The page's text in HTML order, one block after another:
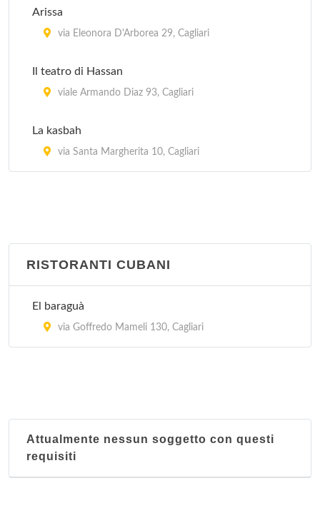
Arissa
via Eleonora D'Arborea 29, Cagliari
Il teatro di Hassan
viale Armando Diaz 93, Cagliari
La kasbah
via Santa Margherita 10, Cagliari
RISTORANTI CUBANI
El baraguà
via Goffredo Mameli 130, Cagliari
Attualmente nessun soggetto con questi
requisiti